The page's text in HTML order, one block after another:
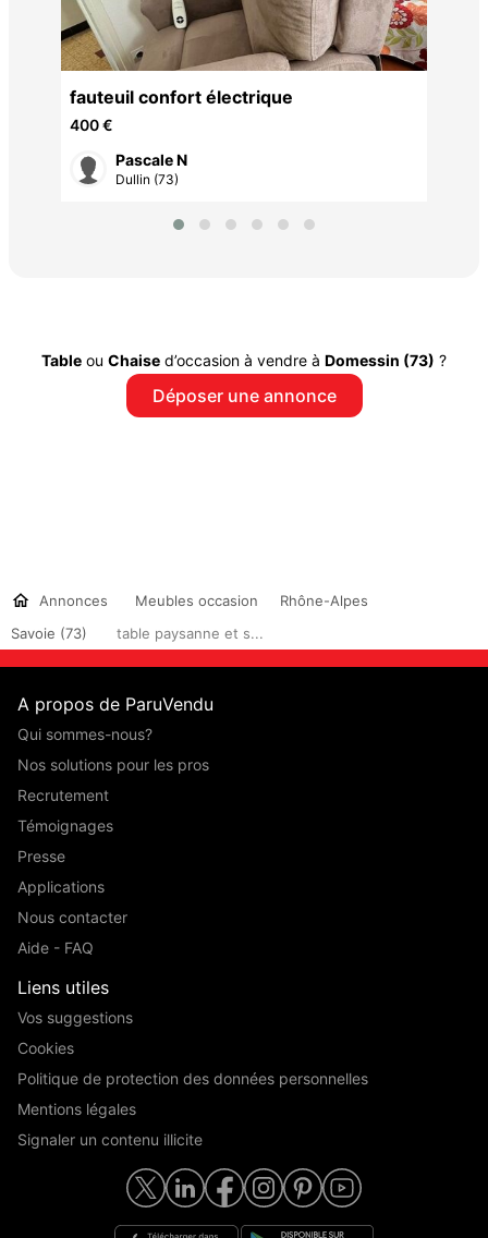
fauteuil confort électrique
400 €
Pascale N
Dullin (73)
Table ou Chaise d’occasion à vendre à Domessin (73) ?
Déposer une annonce
Annonces Meubles occasion
Rhône-Alpes
Savoie (73)
table paysanne et s...
A propos de ParuVendu
Qui sommes-nous?
Nos solutions pour les pros
Recrutement
Témoignages
Presse
Applications
Nous contacter
Aide - FAQ
Liens utiles
Vos suggestions
Cookies
Politique de protection des données personnelles
Mentions légales
Signaler un contenu illicite